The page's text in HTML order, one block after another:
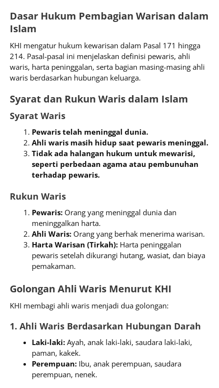
Dasar Hukum Pembagian Warisan dalam
Islam
KHI mengatur hukum kewarisan dalam Pasal 171 hingga
214. Pasal-pasal ini menjelaskan definisi pewaris, ahli
waris, harta peninggalan, serta bagian masing-masing ahli
waris berdasarkan hubungan keluarga.
Syarat dan Rukun Waris dalam Islam
Syarat Waris
Pewaris telah meninggal dunia.
Ahli waris masih hidup saat pewaris meninggal.
Tidak ada halangan hukum untuk mewarisi,
seperti perbedaan agama atau pembunuhan
terhadap pewaris.
Rukun Waris
Pewaris: Orang yang meninggal dunia dan
meninggalkan harta.
Ahli Waris: Orang yang berhak menerima warisan.
Harta Warisan (Tirkah): Harta peninggalan
pewaris setelah dikurangi hutang, wasiat, dan biaya
pemakaman.
Golongan Ahli Waris Menurut KHI
KHI membagi ahli waris menjadi dua golongan:
1. Ahli Waris Berdasarkan Hubungan Darah
Laki-laki: Ayah, anak laki-laki, saudara laki-laki,
paman, kakek.
Perempuan: Ibu, anak perempuan, saudara
perempuan, nenek.